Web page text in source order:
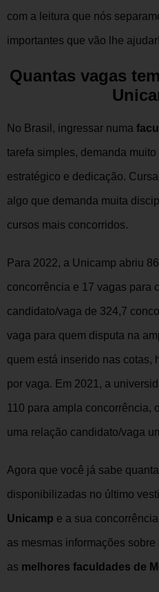
com a leitura que nós
importantes que vão lhe ajudar!
Quantas vagas
No Brasil, ingressar numa
tarefa simples, demanda
estratégico e dedicação.
algo que demanda muita
cursos mais concorridos.
Para 2022, a Unicamp abriu
concorrência e 17 vagas para
candidato/vaga de 324,7
vaga para quem disputa na
quem está inserido nas cotas,
por vaga. Em 2021, a
110 para ampla concorrência,
uma relação candidato/vaga
Agora que você já sabe
disponibilizadas no último
Unicamp e a sua
as mesmas informações
as melhores faculdades de